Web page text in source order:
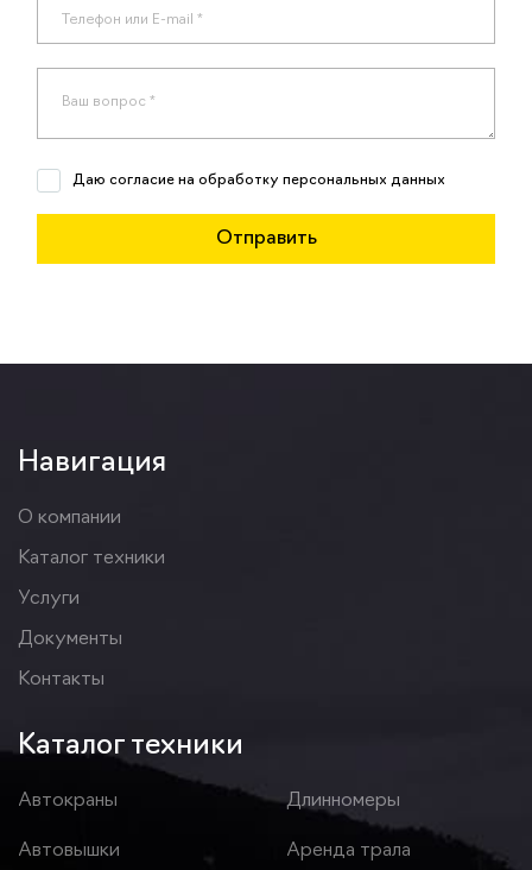
Даю согласие на обработку персональных данных
Навигация
О компании
Каталог техники
Услуги
Документы
Контакты
Каталог техники
Автокраны
Автовышки
Длинномеры
Аренда трала